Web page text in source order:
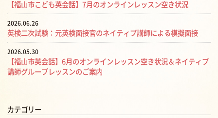
【福山市こども英会話】7月のオンラインレッスン空き状況
2026.06.26
英検二次試験：元英検面接官のネイティブ講師による模擬面接
2026.05.30
【福山市英会話】6月のオンラインレッスン空き状況＆ネイティブ
講師グループレッスンのご案内
カテゴリー